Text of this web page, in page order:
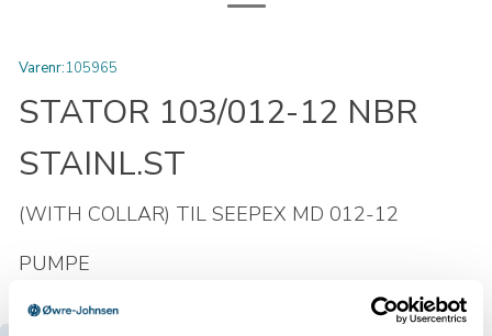
Varenr:105965
STATOR 103/012-12 NBR
STAINL.ST
(WITH COLLAR) TIL SEEPEX MD 012-12
PUMPE